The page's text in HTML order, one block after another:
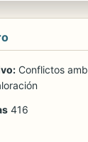
Conflictos
416